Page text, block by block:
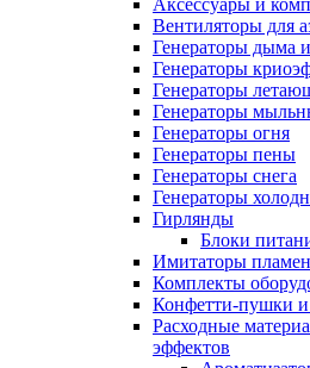
Аксессуары и
Вентиляторы для
Генераторы дыма
Генераторы
Генераторы
Генераторы
Генераторы огня
Генераторы пены
Генераторы снега
Генераторы
Гирлянды
Блоки
Имитаторы
Комплекты
Конфетти-пушки
Расходные
эффектов